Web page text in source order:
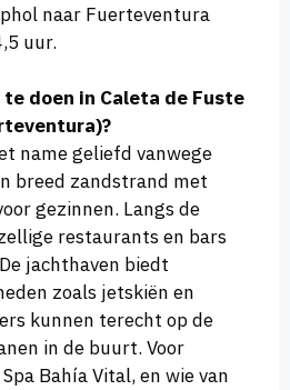
naar Fuerteventura
uur.
doen in Caleta de Fuste
name geliefd vanwege
breed zandstrand met
gezinnen. Langs de
restaurants en bars
jachthaven biedt
zoals jetskiën en
kunnen terecht op de
in de buurt. Voor
Bahía Vital, en wie van